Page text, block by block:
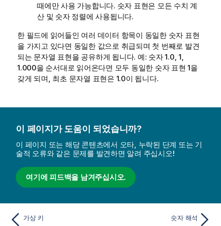
때에만 사용 가능합니다. 숫자 표현은 모든 수치 계
산 및 숫자 정렬에 사용됩니다.
한 필드에 읽어들인 여러 데이터 항목이 동일한 숫자 표현
을 가지고 있다면 동일한 값으로 취급되며 첫 번째로 발견
되는 문자열 표현을 공유하게 됩니다. 예: 숫자 1.0, 1,
1.000을 순서대로 읽어온다면 모두 동일한 숫자 표현 1을
갖게 되며, 최초 문자열 표현은 1.0이 됩니다.
이 페이지가 도움이 되었습니까?
이 페이지 또는 해당 콘텐츠에서 오타, 누락된 단계 또는 기
술적 오류와 같은 문제를 발견하면 알려 주십시오!
여기에 피드백을 남겨주십시오.
가상 키 숫자 해석